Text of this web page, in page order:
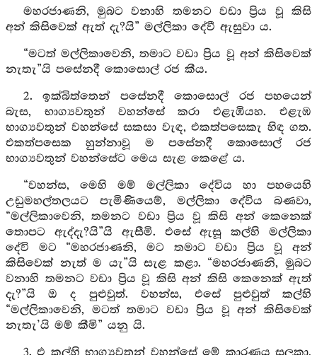
මහරජාණනි, මුබට වනාහි තමනට වඩා ප්‍රිය වූ කිසි
අන් කිසිවෙක් ඇත් දැ?යි” මල්ලිකා දේවී ඇසුවා ය.
“මටත් මල්ලිකාවෙනි, තමාට වඩා ප්‍රිය වූ අන් කිසිවෙක්
නැතැ”යි පසේනදී කොසොල් රජ කීය.
2. ඉක්බිත්තෙන් පසේනදී කොසොල් රජ පහයෙන්
බැස, භාග්‍යවතුන් වහන්සේ කරා එළැඹියහ. එළැඹ
භාග්‍යවතුන් වහන්සේ සකසා වැඳ, එකත්පසෙකැ හිඳ ගත.
එකත්පසෙක හුන්නාවූ ම පසේනදී කොසොල් රජ
භාග්‍යවතුන් වහන්සේට මෙය සැළ කෙළේ ය.
“වහන්ස, මෙහි මම් මල්ලිකා දේවිය හා පහයෙහි
උඩුමහල්තලයට පැමිණියෙම්, මල්ලිකා දේවිය බණවා,
“මල්ලිකාවෙනි, තමනට වඩා ප්‍රිය වූ කිසි අන් කෙනෙක්
තොපට ඇද්දැ?යි”යි ඇසීමි. එසේ ඇසූ කල්හි මල්ලිකා
දේවි මට “මහරජාණනි, මට තමාට වඩා ප්‍රිය වූ අන්
කිසිවෙක් නැත් ම යැ”යි සැළ කළා. “මහරජාණනි, මුබට
වනාහි තමනට වඩා ප්‍රිය වූ කිසි අන් කිසි කෙනෙක් ඇත්
දැ?”යි ඔ ද පුළුවුත්. වහන්ස, එසේ පුළුවුත් කල්හි
“මල්ලිකාවෙනි, මටත් තමාට වඩා ප්‍රිය වූ අන් කිසිවෙක්
නැතැ’යි මම් කීමි” යනු යි.